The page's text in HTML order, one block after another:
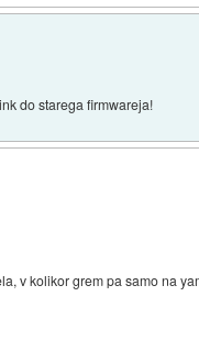
do starega firmwareja!
v kolikor grem pa samo na